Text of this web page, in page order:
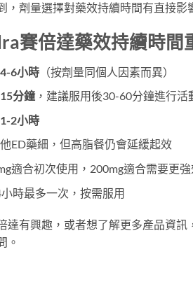
，劑量選擇對藥效持續時間有直接影
賽倍達藥效持續時間
4-6小時（按劑量同個人因素而異）
15分鐘，建議服用後30-60分鐘進行活
1-2小時
ED藥細，但高脂餐仍會延緩起效
適合初次使用，200mg適合需要更
時最多一次，按需服用
達有興趣，或者想了解更多產品資訊
。